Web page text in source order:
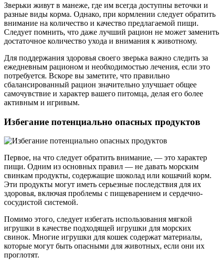
Зверьки живут в манеже, где им всегда доступны веточки и
разные виды корма. Однако, при кормлении следует обратить
внимание на количество и качество предлагаемой пищи.
Следует помнить, что даже лучший рацион не может заменить
достаточное количество ухода и внимания к животному.
Для поддержания здоровья своего зверька важно следить за
ежедневным рационом и необходимостью лечения, если это
потребуется. Вскоре вы заметите, что правильно
сбалансированный рацион значительно улучшает общее
самочувствие и характер вашего питомца, делая его более
активным и игривым.
Избегание потенциально опасных продуктов
Первое, на что следует обратить внимание, — это характер
пищи. Одним из основных правил — не давать морским
свинкам продукты, содержащие шоколад или кошачий корм.
Эти продукты могут иметь серьезные последствия для их
здоровья, включая проблемы с пищеварением и сердечно-
сосудистой системой.
Помимо этого, следует избегать использования мягкой
игрушки в качестве подходящей игрушки для морских
свинок. Многие игрушки для кошек содержат материалы,
которые могут быть опасными для животных, если они их
проглотят.